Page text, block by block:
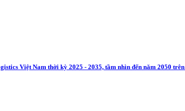
Việt Nam thời kỳ 2025 - 2035, tầm nhìn đến năm 2050